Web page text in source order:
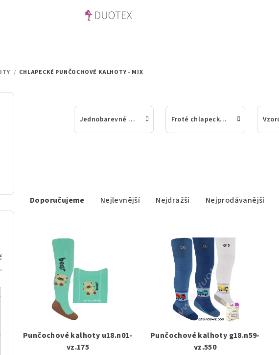
/ CHLAPECKÉ PUNČOCHOVÉ KALHOTY - MIX
Jednobarevné chlapecké punčochové kalhoty Froté chlapecké punčochové kalhoty
a
o
Doporučujeme Nejlevnější Nejdražší Nejprodávanější
p
Punčochové kalhoty u18.n01-
vz.175
Punčochové kalhoty g18.n59-
vz.550